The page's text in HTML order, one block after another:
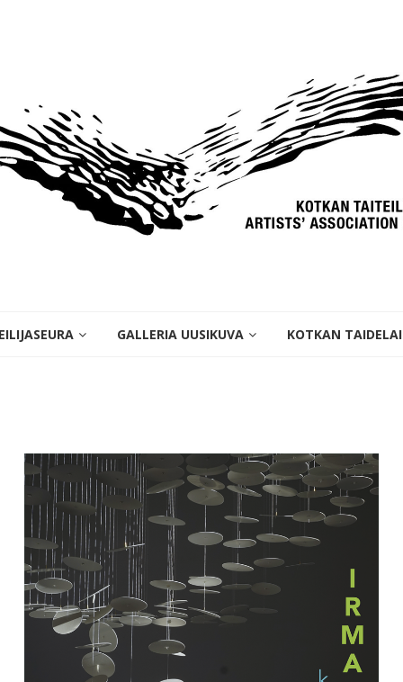
GALLERIA UUSIKUVA KOTKAN